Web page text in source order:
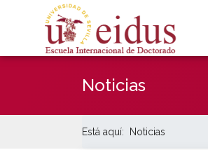
Noticias
Está aquí: Noticias